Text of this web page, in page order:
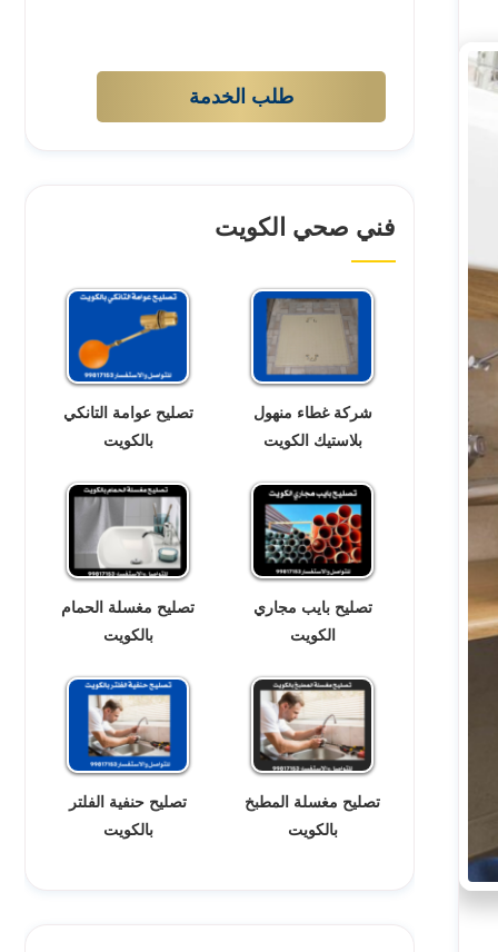
طلب الخدمة
فني صحي الكويت
شركة غطاء منهول
بلاستيك الكويت
تصليح عوامة التانكي
بالكويت
تصليح بايب مجاري
الكويت
تصليح مغسلة الحمام
بالكويت
تصليح مغسلة المطبخ
بالكويت
تصليح حنفية الفلتر
بالكويت